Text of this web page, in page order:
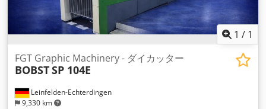
1 / 1
Leinfelden-Echterdingen
9,330 km
FGT Graphic Machinery - ダイカッター
BOBSTSP 104E